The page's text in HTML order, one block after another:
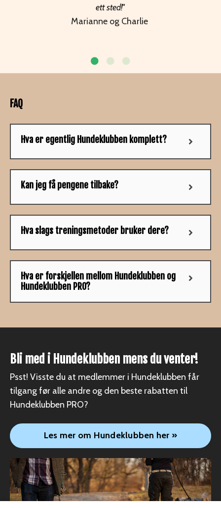
ett sted!"
Marianne og Charlie
FAQ
Hva er egentlig Hundeklubben komplett?
Kan jeg få pengene tilbake?
Hva slags treningsmetoder bruker dere?
Hva er forskjellen mellom Hundeklubben og
Hundeklubben PRO?
Bli med i Hundeklubben mens du venter!
Psst! Visste du at medlemmer i Hundeklubben får
tilgang før alle andre og den beste rabatten til
Hundeklubben PRO?
Les mer om Hundeklubben her »